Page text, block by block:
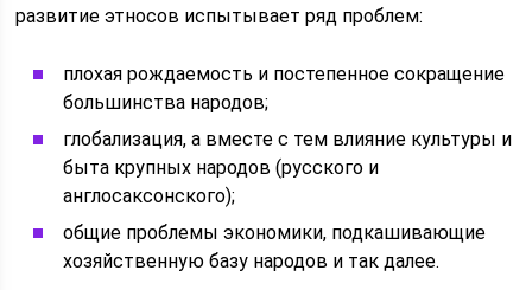
развитие этносов испытывает ряд проблем:
плохая рождаемость и постепенное сокращение
большинства народов;
глобализация, а вместе с тем влияние культуры и
быта крупных народов (русского и
англосаксонского);
общие проблемы экономики, подкашивающие
хозяйственную базу народов и так далее.